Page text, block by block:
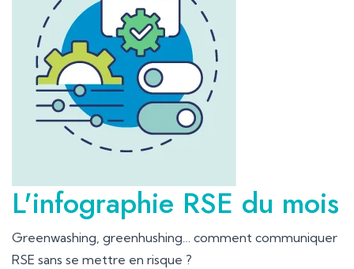
L'infographie RSE du mois
Greenwashing, greenhushing… comment communiquer
RSE sans se mettre en risque ?